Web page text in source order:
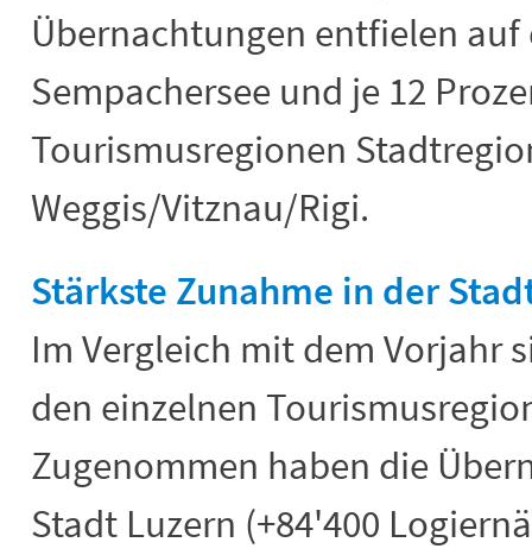
Übernachtungen entfielen
Sempachersee und je 12
Tourismusregionen
Weggis/Vitznau/Rigi.
Stärkste Zunahme in der
Im Vergleich mit dem Vorjahr
den einzelnen
Zugenommen haben die
Stadt Luzern (+84'400